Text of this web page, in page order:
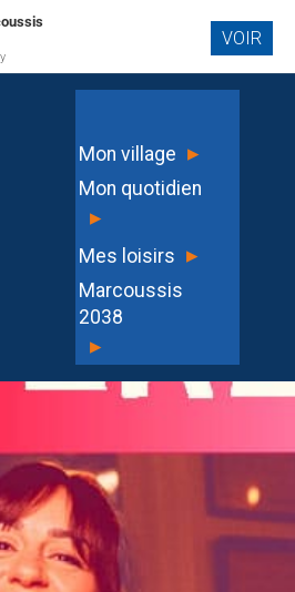
Mon village ▸
Mon quotidien
▸
Mes loisirs ▸
Marcoussis
2038
▸
VOIR